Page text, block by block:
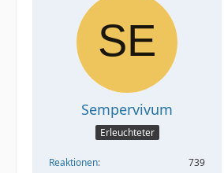
Sempervivum
Erleuchteter
Reaktionen 739